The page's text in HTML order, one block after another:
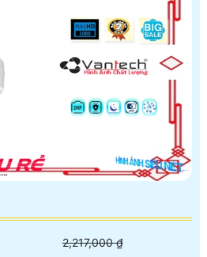
2,217,000 ₫